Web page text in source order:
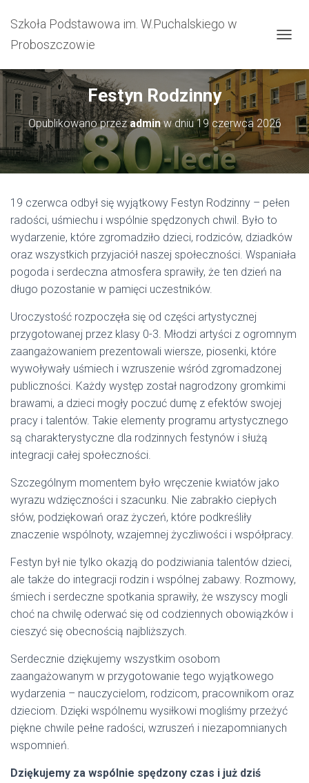
Szkoła Podstawowa im. W.Puchalskiego w
Proboszczowie
Festyn Rodzinny
Opublikowano przezadminw dniu19 czerwca 2026
19 czerwca odbył się wyjątkowy Festyn Rodzinny – pełen
radości, uśmiechu i wspólnie spędzonych chwil. Było to
wydarzenie, które zgromadziło dzieci, rodziców, dziadków
oraz wszystkich przyjaciół naszej społeczności. Wspaniała
pogoda i serdeczna atmosfera sprawiły, że ten dzień na
długo pozostanie w pamięci uczestników.
Uroczystość rozpoczęła się od części artystycznej
przygotowanej przez klasy 0-3. Młodzi artyści z ogromnym
zaangażowaniem prezentowali wiersze, piosenki, które
wywoływały uśmiech i wzruszenie wśród zgromadzonej
publiczności. Każdy występ został nagrodzony gromkimi
brawami, a dzieci mogły poczuć dumę z efektów swojej
pracy i talentów. Takie elementy programu artystycznego
są charakterystyczne dla rodzinnych festynów i służą
integracji całej społeczności.
Szczególnym momentem było wręczenie kwiatów jako
wyrazu wdzięczności i szacunku. Nie zabrakło ciepłych
słów, podziękowań oraz życzeń, które podkreśliły
znaczenie wspólnoty, wzajemnej życzliwości i współpracy.
Festyn był nie tylko okazją do podziwiania talentów dzieci,
ale także do integracji rodzin i wspólnej zabawy. Rozmowy,
śmiech i serdeczne spotkania sprawiły, że wszyscy mogli
choć na chwilę oderwać się od codziennych obowiązków i
cieszyć się obecnością najbliższych.
Serdecznie dziękujemy wszystkim osobom
zaangażowanym w przygotowanie tego wyjątkowego
wydarzenia – nauczycielom, rodzicom, pracownikom oraz
dzieciom. Dzięki wspólnemu wysiłkowi mogliśmy przeżyć
piękne chwile pełne radości, wzruszeń i niezapomnianych
wspomnień.
Dziękujemy za wspólnie spędzony czas i już dziś